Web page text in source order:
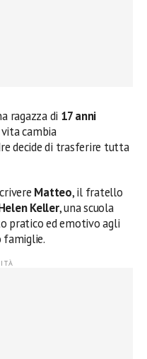
ragazza di 17 anni
cambia
decide di trasferire tutta
Matteo, il fratello
Keller, una scuola
pratico ed emotivo agli
famiglie.